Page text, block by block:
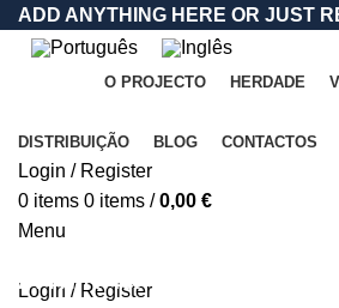
ADD ANYTHING HERE OR JUST
O PROJECTO HERDADE
DISTRIBUIÇÃO BLOG CONTACTOS
Login / Register
0 items 0 items / 0,00 €
Menu
Login / Register
A minha conta